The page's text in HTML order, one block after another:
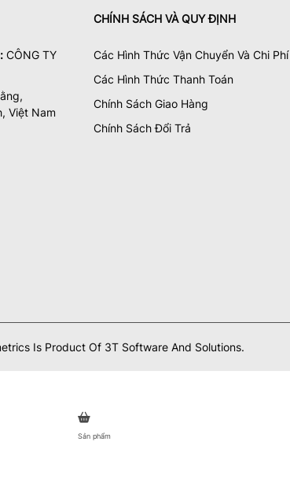
CÔNG TY
Việt Nam
CHÍNH SÁCH VÀ QUY ĐỊNH
Các Hình Thức Vận Chuyển Và Chi Phí
Các Hình Thức Thanh Toán
Chính Sách Giao Hàng
Chính Sách Đổi Trả
Is Product Of 3T Software And Solutions.
Sản phẩm